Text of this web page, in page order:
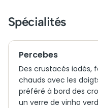
Spécialités
Percebes
Des crustacés iodés,
chauds avec les
préféré à bord des
un verre de vinho